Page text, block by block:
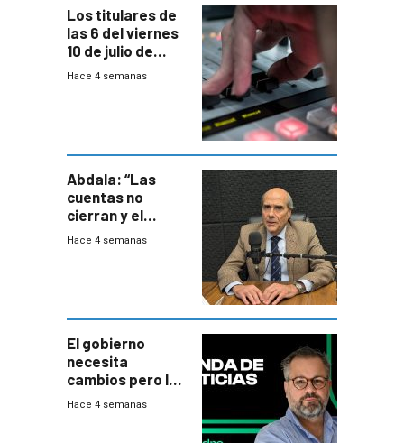
Los titulares de
las 6 del viernes
10 de julio de
2026
Hace 4 semanas
Abdala: “Las
cuentas no
cierran y el
balance del
Hace 4 semanas
El gobierno
necesita
cambios pero los
ministros tienen
Hace 4 semanas